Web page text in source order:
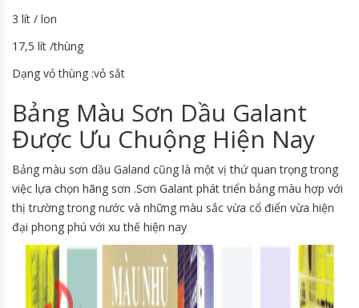
3 lít / lon
17,5 lít /thùng
Dạng vỏ thùng :vỏ sắt
Bảng Màu Sơn Dầu Galant
Được Ưu Chuộng Hiện Nay
Bảng màu sơn dầu Galand cũng là một vị thứ quan trọng trong
việc lựa chọn hãng sơn .Sơn Galant phát triển bảng màu hợp với
thị trường trong nước và những màu sắc vừa cổ điển vừa hiện
đại phong phú với xu thế hiện nay